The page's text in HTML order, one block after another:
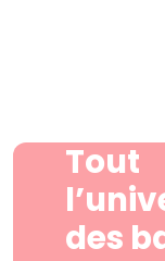
Tout
des